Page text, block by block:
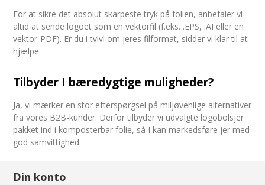
For at sikre det absolut skarpeste tryk på folien, anbefaler vi
altid at sende logoet som en vektorfil (f.eks. .EPS, .AI eller en
vektor-PDF). Er du i tvivl om jeres filformat, sidder vi klar til at
hjælpe.
Tilbyder I bæredygtige muligheder?
Ja, vi mærker en stor efterspørgsel på miljøvenlige alternativer
fra vores B2B-kunder. Derfor tilbyder vi udvalgte logobolsjer
pakket ind i komposterbar folie, så I kan markedsføre jer med
god samvittighed.
Din konto